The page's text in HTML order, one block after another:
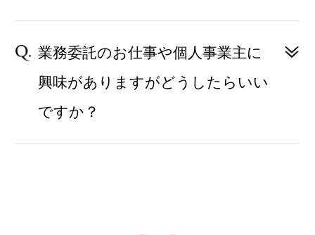
業務委託のお仕事や個人事業主に
興味がありますがどうしたらいい
ですか？